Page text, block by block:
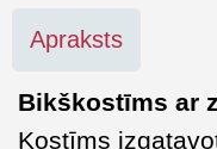
Apraksts
Bikškostīms ar
Kostīms